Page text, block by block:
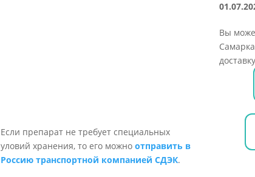
Вы
Если препарат не требует специальных
уловий хранения, то его можно отправить в
Россию транспортной компанией СДЭК.